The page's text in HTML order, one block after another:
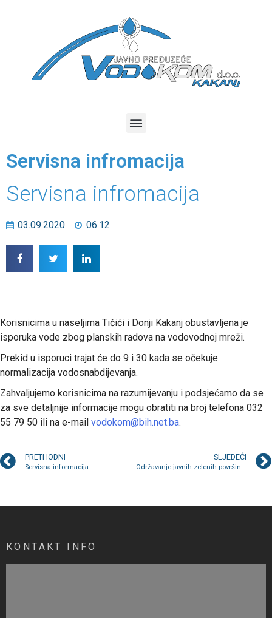
Servisna infromacija
Servisna infromacija
03.09.2020 06:12
Korisnicima u naseljima Tičići i Donji Kakanj obustavljena je
isporuka vode zbog planskih radova na vodovodnoj mreži.
Prekid u isporuci trajat će do 9 i 30 kada se očekuje
normalizacija vodosnabdijevanja.
Zahvaljujemo korisnicima na razumijevanju i podsjećamo da se
za sve detaljnije informacije mogu obratiti na broj telefona 032
55 79 50 ili na e-mail vodokom@bih.net.ba.
PRETHODNI
Servisna informacija
SLJEDEĆI
Održavanje javnih zelenih površina: Aktuelna koševina u Ulici branilaca
KONTAKT INFO